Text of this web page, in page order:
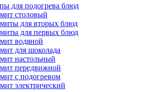
для подогрева блюд
столовый
для вторых блюд
для первых блюд
водяной
для шоколада
настольный
передвижной
с подогревом
электрический